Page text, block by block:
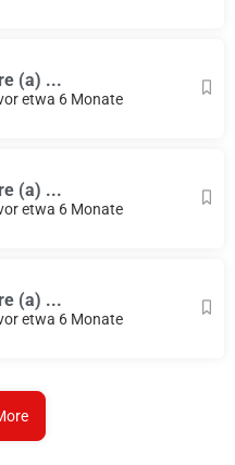
(a) ...
etwa 6 Monate
(a) ...
etwa 6 Monate
(a) ...
etwa 6 Monate